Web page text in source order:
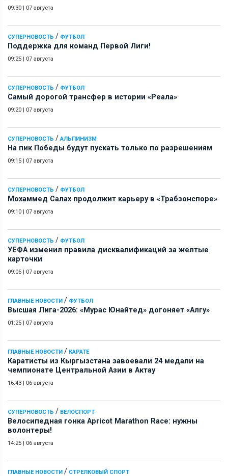
09:30 | 07 августа
СУПЕРНОВОСТЬ / ФУТБОЛ
Поддержка для команд Первой Лиги!
09:25 | 07 августа
СУПЕРНОВОСТЬ / ФУТБОЛ
Самый дорогой трансфер в истории «Реала»
09:20 | 07 августа
СУПЕРНОВОСТЬ / АЛЬПИНИЗМ
На пик Победы будут пускать только по разрешениям
09:15 | 07 августа
СУПЕРНОВОСТЬ / ФУТБОЛ
Мохаммед Салах продолжит карьеру в «Трабзонспоре»
09:10 | 07 августа
СУПЕРНОВОСТЬ / ФУТБОЛ
УЕФА изменил правила дисквалификаций за желтые
карточки
09:05 | 07 августа
ГЛАВНЫЕ НОВОСТИ / ФУТБОЛ
Высшая Лига-2026: «Мурас Юнайтед» догоняет «Алгу»
01:25 | 07 августа
ГЛАВНЫЕ НОВОСТИ / КАРАТЕ
Каратисты из Кыргызстана завоевали 24 медали на
чемпионате Центральной Азии в Актау
16:43 | 06 августа
СУПЕРНОВОСТЬ / ВЕЛОСПОРТ
Велосипедная гонка Apricot Marathon Race: нужны
волонтеры!
14:25 | 06 августа
ГЛАВНЫЕ НОВОСТИ / СТРЕЛКОВЫЙ СПОРТ